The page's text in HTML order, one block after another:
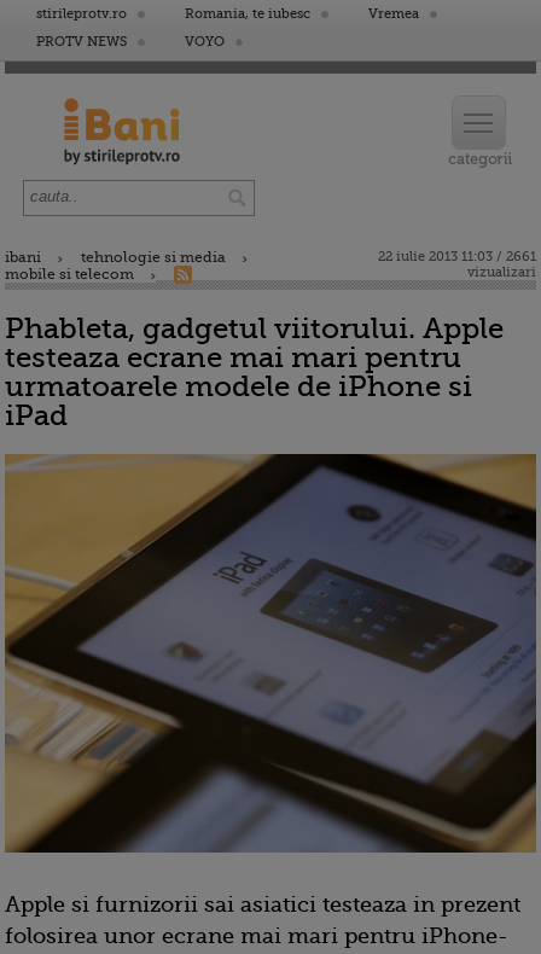
stirileprotv.ro Romania, te iubesc
Vremea
PROTV NEWS
VOYO
ibani
tehnologie si media
mobile si telecom
22 iulie 2013 11:03 / 2661
vizualizari
Phableta, gadgetul viitorului. Apple
testeaza ecrane mai mari pentru
urmatoarele modele de iPhone si
iPad
Apple si furnizorii sai asiatici testeaza in prezent
folosirea unor ecrane mai mari pentru iPhone-